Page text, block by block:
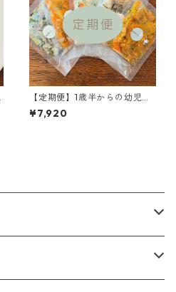
【定期便】1歳半からの幼児食
（手づかみおやきなし）
¥7,920